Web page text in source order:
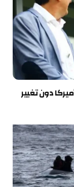
دون تغيير